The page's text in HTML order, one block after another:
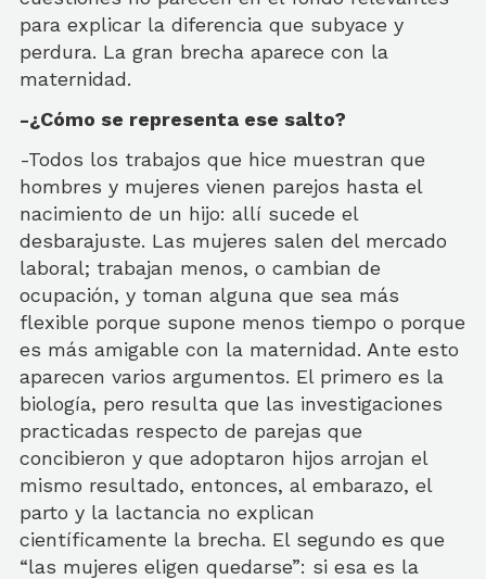
para explicar la diferencia que subyace y
perdura. La gran brecha aparece con la
maternidad.
-¿Cómo se representa ese salto?
-Todos los trabajos que hice muestran que
hombres y mujeres vienen parejos hasta el
nacimiento de un hijo: allí sucede el
desbarajuste. Las mujeres salen del mercado
laboral; trabajan menos, o cambian de
ocupación, y toman alguna que sea más
flexible porque supone menos tiempo o porque
es más amigable con la maternidad. Ante esto
aparecen varios argumentos. El primero es la
biología, pero resulta que las investigaciones
practicadas respecto de parejas que
concibieron y que adoptaron hijos arrojan el
mismo resultado, entonces, al embarazo, el
parto y la lactancia no explican
científicamente la brecha. El segundo es que
“las mujeres eligen quedarse”: si esa es la